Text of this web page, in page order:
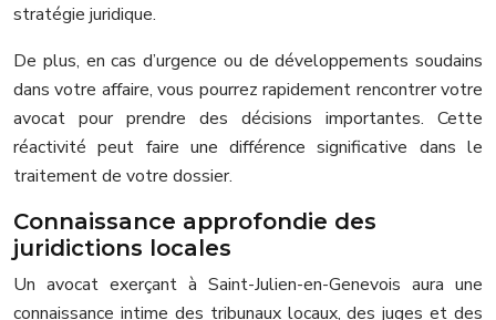
stratégie juridique.
De plus, en cas d’urgence ou de développements soudains
dans votre affaire, vous pourrez rapidement rencontrer votre
avocat pour prendre des décisions importantes. Cette
réactivité peut faire une différence significative dans le
traitement de votre dossier.
Connaissance approfondie des
juridictions locales
Un avocat exerçant à Saint-Julien-en-Genevois aura une
connaissance intime des tribunaux locaux, des juges et des